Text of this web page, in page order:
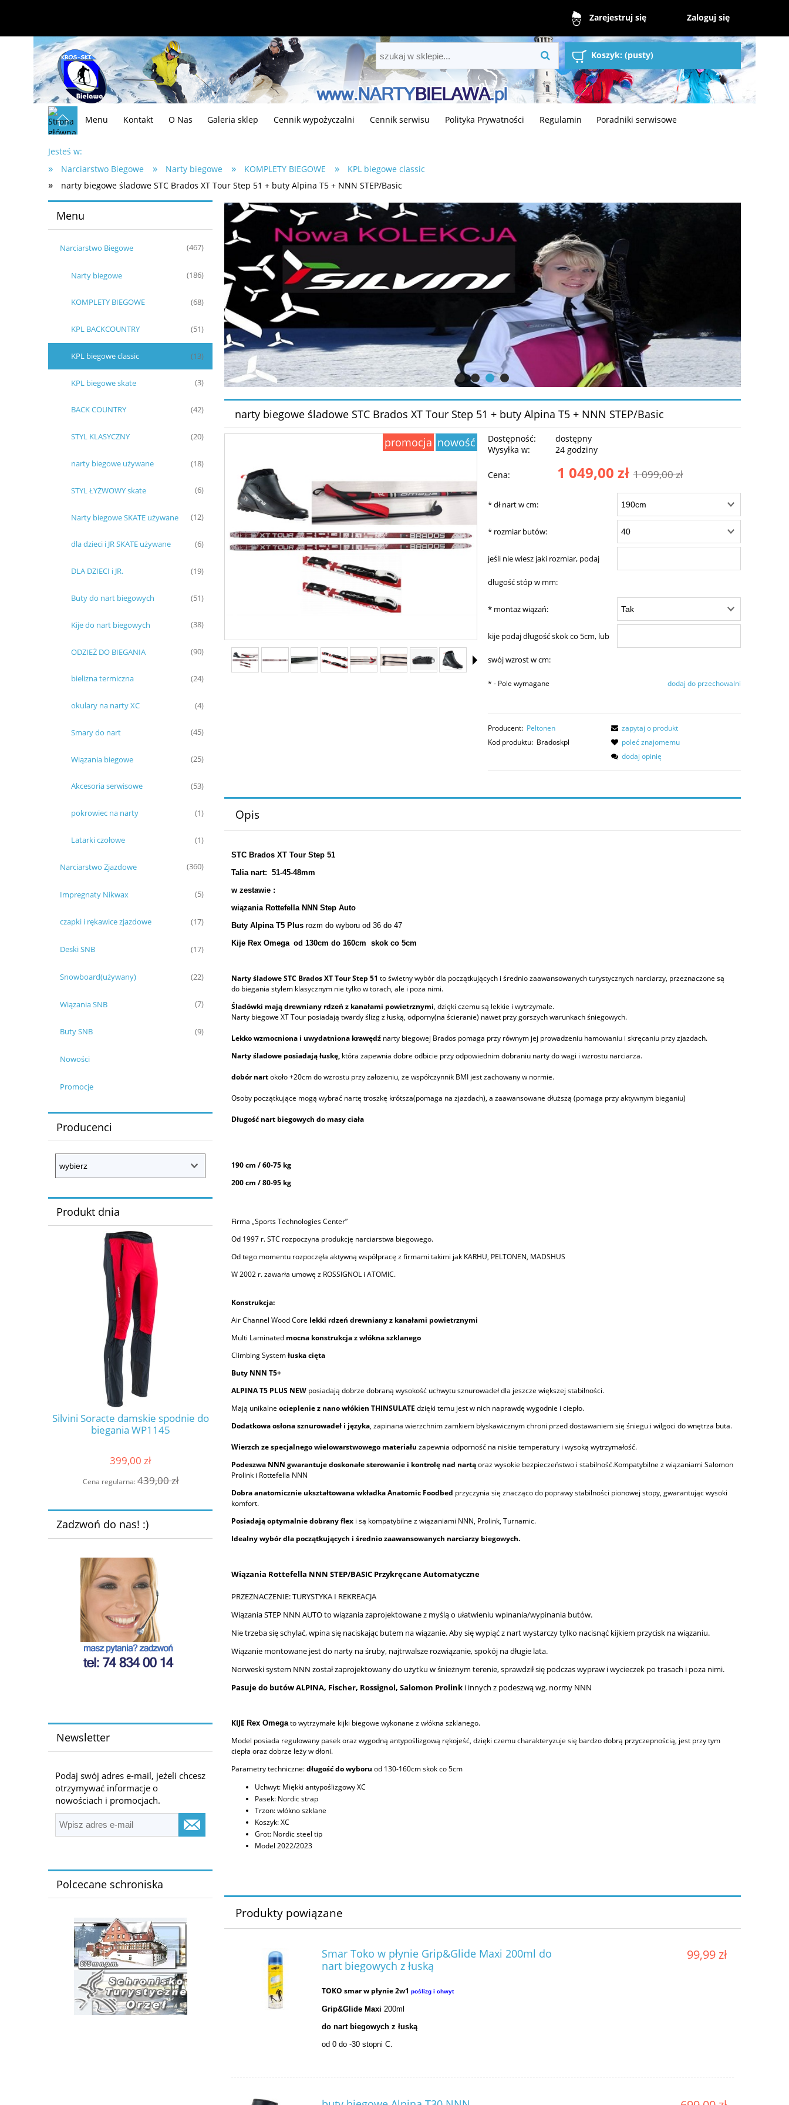
Zarejestruj się Zaloguj się
Koszyk: (pusty)
Menu Kontakt O Nas Galeria sklep Cennik wypożyczalni Cennik serwisu Polityka Prywatności Regulamin Poradniki serwisowe
Jesteś w:
» Narciarstwo Biegowe » Narty biegowe » KOMPLETY BIEGOWE » KPL biegowe classic
» narty biegowe śladowe STC Brados XT Tour Step 51 + buty Alpina T5 + NNN STEP/Basic
Menu
Narciarstwo Biegowe (467)
Narty biegowe (186)
KOMPLETY BIEGOWE (68)
KPL BACKCOUNTRY (51)
KPL biegowe classic (13)
KPL biegowe skate (3)
BACK COUNTRY (42)
STYL KLASYCZNY (20)
narty biegowe używane (18)
STYL ŁYŻWOWY skate (6)
Narty biegowe SKATE używane (12)
dla dzieci i JR SKATE używane (6)
DLA DZIECI i JR. (19)
Buty do nart biegowych (51)
Kije do nart biegowych (38)
ODZIEŻ DO BIEGANIA (90)
bielizna termiczna (24)
okulary na narty XC (4)
Smary do nart (45)
Wiązania biegowe (25)
Akcesoria serwisowe (53)
pokrowiec na narty (1)
Latarki czołowe (1)
Narciarstwo Zjazdowe (360)
Impregnaty Nikwax (5)
czapki i rękawice zjazdowe (17)
Deski SNB (17)
Snowboard(używany) (22)
Wiązania SNB (7)
Buty SNB (9)
Nowości
Promocje
Producenci
Produkt dnia
Silvini Soracte damskie spodnie do
biegania WP1145
399,00 zł
Cena regularna:439,00 zł
buty narciarskie Tecnica Mach Sport
1 199,00 zł
TRUE 152cm
1 049,00 zł
Narty Asnes Falketind 62 Back
Pioneer TECH XP + wiązania Xplore
4 999,00 zł
Zadzwoń do nas! :)
Newsletter
Podaj swój adres e-mail, jeżeli chcesz
otrzymywać informacje o
nowościach i promocjach.
Polcecane schroniska
narty biegowe śladowe STC Brados XT Tour Step 51 + buty Alpina T5 + NNN STEP/Basic
promocja nowość Dostępność:
dostępny
Wysyłka w:
24 godziny
Cena: 1 049,00 zł 1 099,00 zł
*dł nart w cm:
* rozmiar butów:
jeśli nie wiesz jaki rozmiar, podaj
długość stóp w mm:
* montaż wiązań:
kije podaj długość skok co 5cm, lub
swój wzrost w cm:
dodaj do przechowalni
* - Pole wymagane
Producent: Peltonen
Kod produktu: Bradoskpl
zapytaj o produkt
poleć znajomemu
dodaj opinię
Opis
STC Brados XT Tour Step 51
Talia nart: 51-45-48mm
w zestawie :
wiązania Rottefella NNN Step Auto
Buty Alpina T5 Plus rozm do wyboru od 36 do 47
Kije Rex Omega od 130cm do 160cm skok co 5cm
Narty śladowe STC Brados XT Tour Step 51 to świetny wybór dla początkujących i średnio zaawansowanych turystycznych narciarzy, przeznaczone są
do biegania stylem klasycznym nie tylko w torach, ale i poza nimi.
Śladówki mają drewniany rdzeń z kanałami powietrznymi, dzięki czemu są lekkie i wytrzymałe.
Narty biegowe XT Tour posiadają twardy ślizg z łuską, odporny(na ścieranie) nawet przy gorszych warunkach śniegowych.
Lekko wzmocniona i uwydatniona krawędź narty biegowej Brados pomaga przy równym jej prowadzeniu hamowaniu i skręcaniu przy zjazdach.
Narty śladowe posiadają łuskę, która zapewnia dobre odbicie przy odpowiednim dobraniu narty do wagi i wzrostu narciarza.
dobór nartokoło +20cm do wzrostu przy założeniu, że współczynnik BMI jest zachowany w normie.
Osoby początkujące mogą wybrać nartę troszkę krótsza(pomaga na zjazdach), a zaawansowane dłuższą (pomaga przy aktywnym bieganiu)
Długość nart biegowych do masy ciała
190 cm / 60-75 kg
200 cm / 80-95 kg
Firma „Sports Technologies Center”
Od 1997 r. STC rozpoczyna produkcję narciarstwa biegowego.
Od tego momentu rozpoczęła aktywną współpracę z firmami takimi jak KARHU, PELTONEN, MADSHUS
W 2002 r. zawarła umowę z ROSSIGNOL i ATOMIC.
Konstrukcja:
Air Channel Wood Core lekki rdzeń drewniany z kanałami powietrznymi
Multi Laminated mocna konstrukcja z włókna szklanego
Climbing Systemłuska cięta
Buty NNN T5+
ALPINA T5 PLUS NEW posiadają dobrze dobraną wysokość uchwytu sznurowadeł dla jeszcze większej stabilności.
Mają unikalne ocieplenie z nano włókien THINSULATE dzięki temu jest w nich naprawdę wygodnie i ciepło.
Dodatkowa osłona sznurowadeł i języka, zapinana wierzchnim zamkiem błyskawicznym chroni przed dostawaniem się śniegu i wilgoci do wnętrza buta.
Wierzch ze specjalnego wielowarstwowego materiału zapewnia odporność na niskie temperatury i wysoką wytrzymałość.
Podeszwa NNN gwarantuje doskonałe sterowanie i kontrolę nad nartąoraz wysokie bezpieczeństwo i stabilność.Kompatybilne z wiązaniami Salomon
Prolink i Rottefella NNN
Dobra anatomicznie ukształtowana wkładka Anatomic Foodbed przyczynia się znacząco do poprawy stabilności pionowej stopy, gwarantując wysoki
komfort.
Posiadają optymalnie dobrany flex i są kompatybilne z wiązaniami NNN, Prolink, Turnamic.
Idealny wybór dla początkujących i średnio zaawansowanych narciarzy biegowych.
Wiązania Rottefella NNN STEP/BASIC Przykręcane Automatyczne
PRZEZNACZENIE: TURYSTYKA I REKREACJA
Wiązania STEP NNN AUTO to wiązania zaprojektowane z myślą o ułatwieniu wpinania/wypinania butów.
Nie trzeba się schylać, wpina się naciskając butem na wiązanie. Aby się wypiąć z nart wystarczy tylko nacisnąć kijkiem przycisk na wiązaniu.
Wiązanie montowane jest do narty na śruby, najtrwalsze rozwiązanie, spokój na długie lata.
Norweski system NNN został zaprojektowany do użytku w śnieżnym terenie, sprawdził się podczas wypraw i wycieczek po trasach i poza nimi.
Pasuje do butów ALPINA, Fischer, Rossignol, Salomon Prolink i innych z podeszwą wg. normy NNN
KIJE Rex Omega to wytrzymałe kijki biegowe wykonane z włókna szklanego.
Model posiada regulowany pasek oraz wygodną antypoślizgową rękojeść, dzięki czemu charakteryzuje się bardzo dobrą przyczepnością, jest przy tym
ciepła oraz dobrze leży w dłoni.
Parametry techniczne:długość do wyboru od 130-160cm skok co 5cm
Uchwyt: Miękki antypoślizgowy XC
Pasek: Nordic strap
Trzon: włókno szklane
Koszyk: XC
Grot: Nordic steel tip
Model 2022/2023
Produkty powiązane
Smar Toko w płynie Grip&Glide Maxi 200ml do
nart biegowych z łuską
TOKO smar w płynie 2w1 poślizg i chwyt
Grip&Glide Maxi 200ml
do nart biegowych z łuską
od 0 do -30 stopni C.
99,99 zł